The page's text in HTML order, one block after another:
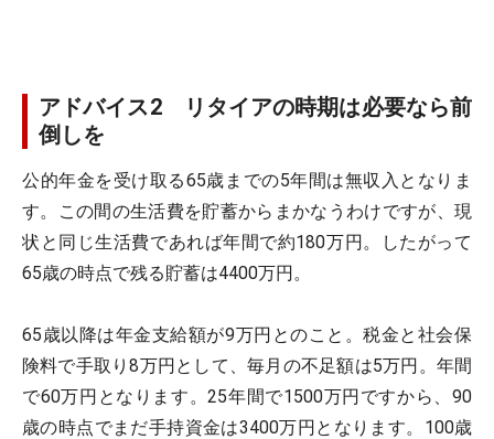
アドバイス2 リタイアの時期は必要なら前
倒しを
公的年金を受け取る65歳までの5年間は無収入となりま
す。この間の生活費を貯蓄からまかなうわけですが、現
状と同じ生活費であれば年間で約180万円。したがって
65歳の時点で残る貯蓄は4400万円。
65歳以降は年金支給額が9万円とのこと。税金と社会保
険料で手取り8万円として、毎月の不足額は5万円。年間
で60万円となります。25年間で1500万円ですから、90
歳の時点でまだ手持資金は3400万円となります。100歳